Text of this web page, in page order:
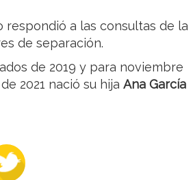
respondió a las consultas de la
de separación.
de 2019 y para noviembre
2021 nació su hija Ana García